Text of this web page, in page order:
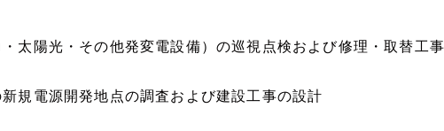
・太陽光・その他発変電設備）の巡視点検および修理・取替工
規電源開発地点の調査および建設工事の設計